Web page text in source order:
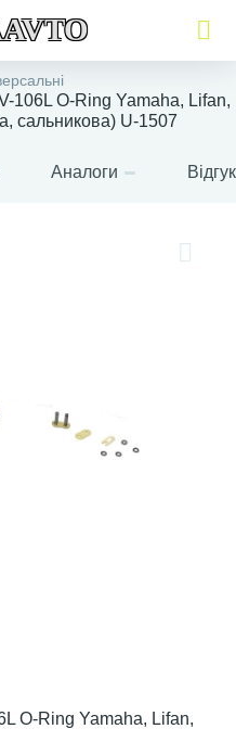
106L O-Ring Yamaha, Lifan,
сальникова) U-1507
Аналоги
O-Ring Yamaha, Lifan,